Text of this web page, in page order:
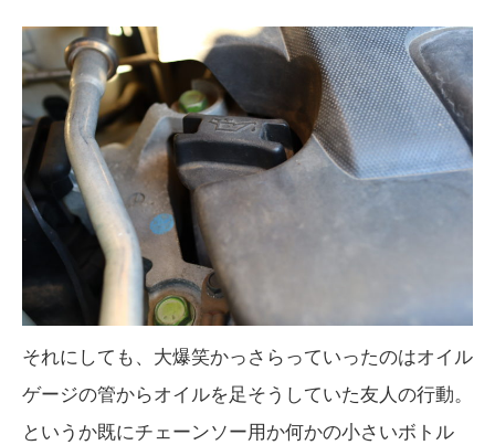
それにしても、大爆笑かっさらっていったのはオイル
ゲージの管からオイルを足そうしていた友人の行動。
というか既にチェーンソー用か何かの小さいボトル